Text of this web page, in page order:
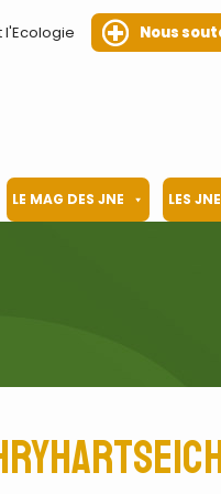
l'Ecologie Nous
LE MAG DES JNE LES